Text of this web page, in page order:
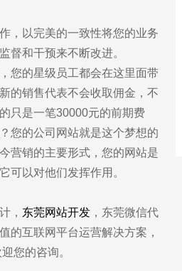
，以完美的一致性将您的业务
督和干预来不断改进。
您的星级员工都会在这里面带
的销售代表不会收取佣金，不
只是一笔30000元的前期费
您的公司网站就是这个梦想的
营销的主要形式，您的网站是
可以对他们发挥作用。
， 东莞网站开发 ，东莞微信代
的互联网平台运营解决方案，
您的咨询。
售后咨询